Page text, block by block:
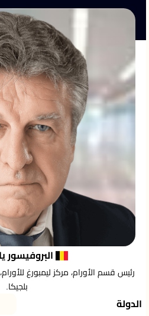
البروفيسور
رئيس قسم الأورام، مركز ليمبورغ
بلجيكا.
الدولة